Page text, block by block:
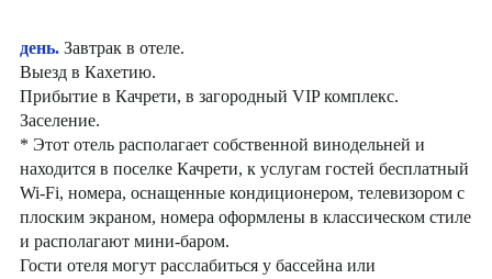
день. Завтрак в отеле.
Выезд в Кахетию.
Прибытие в Качрети, в загородный VIP комплекс.
Заселение.
* Этот отель располагает собственной винодельней и
находится в поселке Качрети, к услугам гостей бесплатный
Wi-Fi, номера, оснащенные кондиционером, телевизором с
плоским экраном, номера оформлены в классическом стиле
и располагают мини-баром.
Гости отеля могут расслабиться у бассейна или